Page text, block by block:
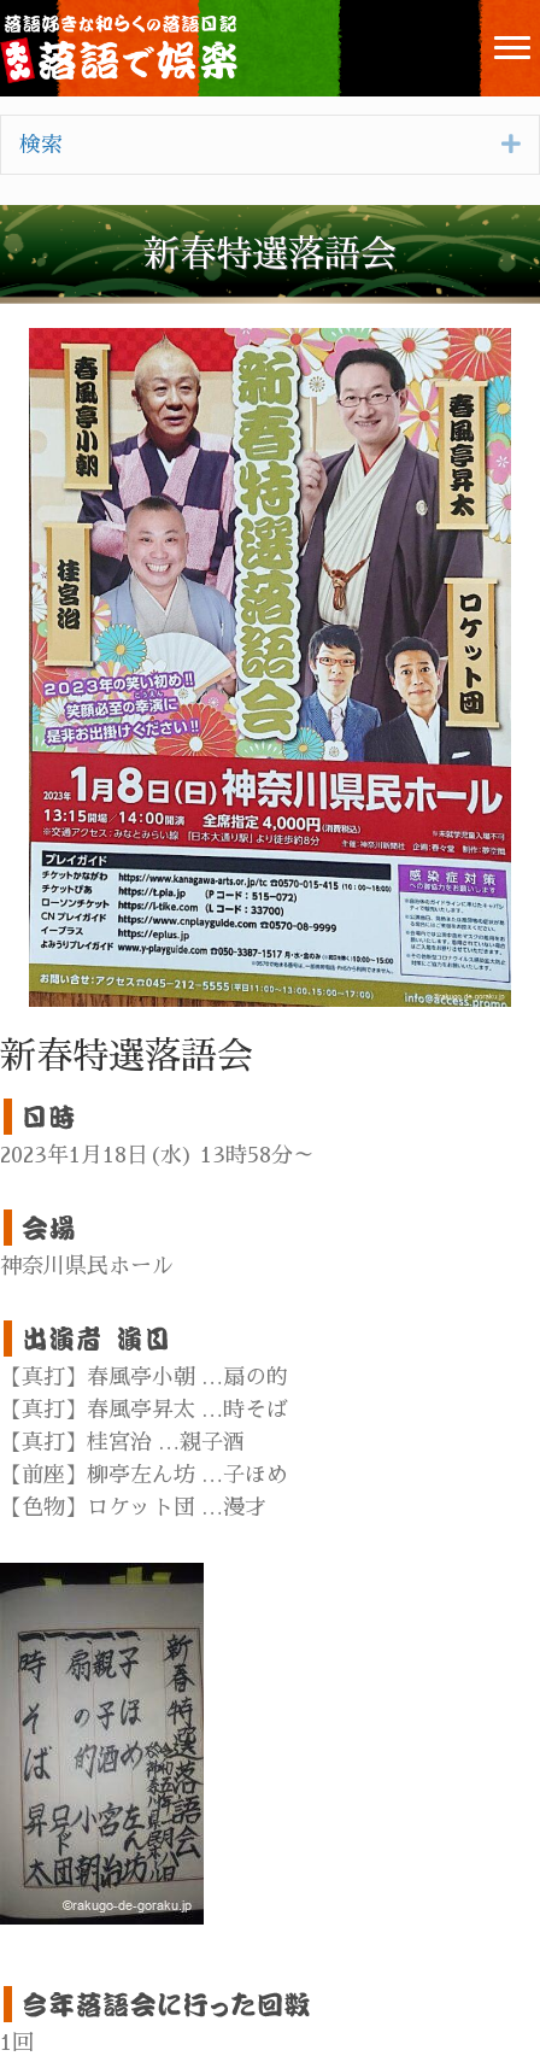
検索
新春特選落語会
新春特選落語会
2023年1月18日(水) 13時58分～
神奈川県民ホール
【真打】春風亭小朝 …扇の的
【真打】春風亭昇太 …時そば
【真打】桂宮治 …親子酒
【前座】柳亭左ん坊 …子ほめ
【色物】ロケット団 …漫才
1回